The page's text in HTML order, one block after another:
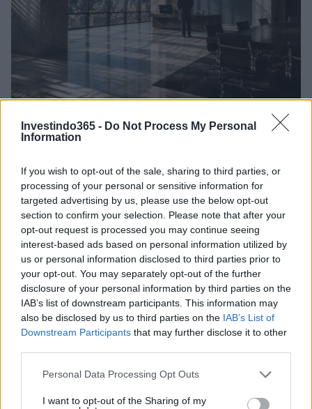
Investindo365 - Do Not Process My Personal
Information
If you wish to opt-out of the sale, sharing to third parties, or
processing of your personal or sensitive information for
targeted advertising by us, please use the below opt-out
section to confirm your selection. Please note that after your
opt-out request is processed you may continue seeing
interest-based ads based on personal information utilized by
us or personal information disclosed to third parties prior to
your opt-out. You may separately opt-out of the further
disclosure of your personal information by third parties on the
IAB’s list of downstream participants. This information may
also be disclosed by us to third parties on the IAB’s List of
Downstream Participants that may further disclose it to other
Please note that this website/app uses one or more Google
not limited to your visit or usage behaviour. You may click to
Personal Data Processing Opt Outs
I want to opt-out of the Sharing of my
Autoridades do Fed avaliam impacto dos investimentos
acelerados em inteligência artificial
FINANÇA
Ouro e dólar sob pressão: como os mercados estão
respondendo às últimas notícias